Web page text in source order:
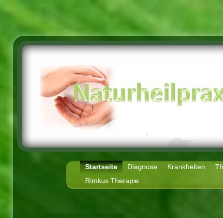
Startseite Diagnose Krankheiten
Rimkus Therapie